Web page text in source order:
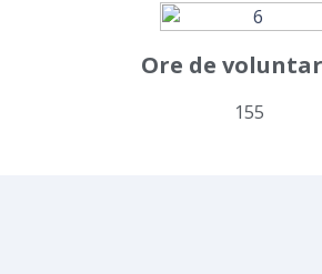
Ore de
155